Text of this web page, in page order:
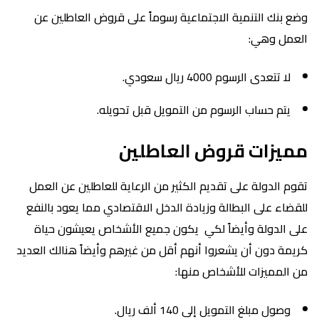
وضع بنك التنمية الاجتماعية رسوماً على قروض العاطلين عن
العمل وهي:
لا تتعدى الرسوم 4000 ريال سعودي.
يتم حساب الرسوم من التمويل قبل تحويله.
مميزات قروض العاطلين
تقوم الدولة على تقديم الكثير من الرعاية للعاطلين عن العمل
للقضاء على البطالة وزيادة الدخل الاقتصادي مما يعود بالنفع
على الدولة وأيضاً لكي يكون جميع الأشخاص يعيشون حياة
كريمة دون أن يشعروا أنهم أقل من غيرهم وأيضاً هنالك العديد
من المميزات للأشخاص منها:
وصول مبلغ التمويل إلى 140 ألف ريال.